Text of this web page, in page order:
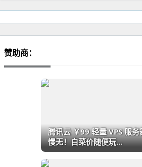
赞助商：
腾讯云 ￥99 轻量 VPS 服
慢无！白菜价随便玩...